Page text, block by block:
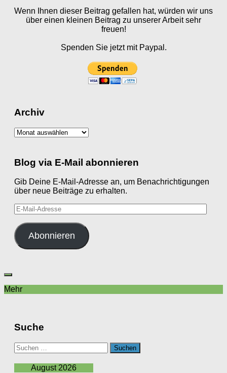
Wenn Ihnen dieser Beitrag gefallen hat, würden wir uns
über einen kleinen Beitrag zu unserer Arbeit sehr
freuen!
Spenden Sie jetzt mit Paypal.
Archiv
Archiv
Blog via E-Mail abonnieren
Gib Deine E-Mail-Adresse an, um Benachrichtigungen
über neue Beiträge zu erhalten.
E-
Mail-
Adresse
Abonnieren
Mehr
Suche
Suchen
nach:
August 2026